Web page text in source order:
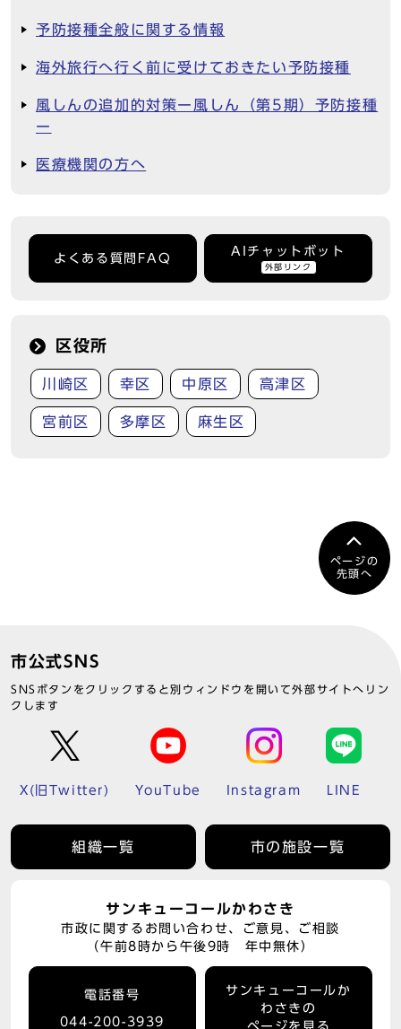
予防接種全般に関する情報
海外旅行へ行く前に受けておきたい予防接種
風しんの追加的対策ー風しん（第5期）予防接種
ー
医療機関の方へ
よくある質問FAQ
AIチャットボット
外部リンク
区役所
川崎区 幸区 中原区 高津区
宮前区 多摩区 麻生区
ページの
先頭へ
市公式SNS
SNSボタンをクリックすると別ウィンドウを開いて外部サイトへリン
クします
X(旧Twitter) YouTube Instagram LINE
組織一覧 市の施設一覧
サンキューコールかわさき
市政に関するお問い合わせ、ご意見、ご相談
（午前8時から午後9時 年中無休）
電話番号
044-200-3939
サンキューコールか
わさきの
ページを見る